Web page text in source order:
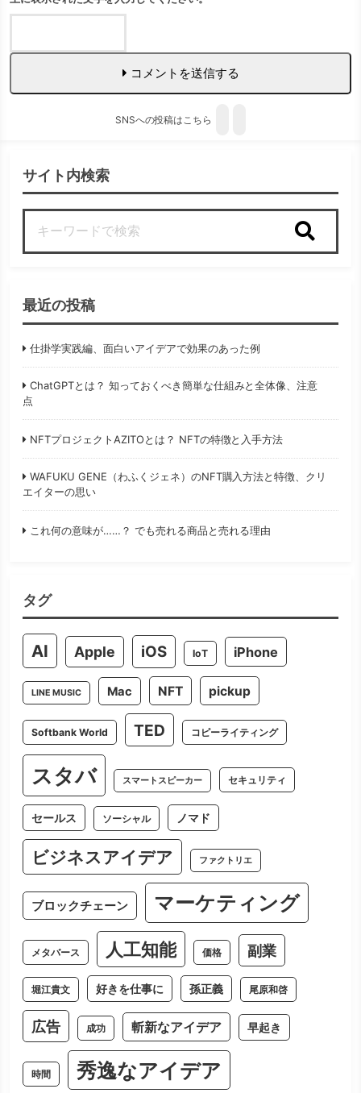
コメントを送信する
SNSへの投稿はこちら
サイト内検索
最近の投稿
仕掛学実践編、面白いアイデアで効果のあった例
ChatGPTとは？ 知っておくべき簡単な仕組みと全体像、注意
点
NFTプロジェクトAZITOとは？ NFTの特徴と入手方法
WAFUKU GENE（わふくジェネ）のNFT購入方法と特徴、クリ
エイターの思い
これ何の意味が……？ でも売れる商品と売れる理由
タグ
AI Apple iOS IoT iPhone
LINE MUSIC Mac NFT pickup
Softbank World TED コピーライティング
スタバ スマートスピーカー セキュリティ
セールス ソーシャル ノマド
ビジネスアイデア ファクトリエ
ブロックチェーン マーケティング
メタバース 人工知能 価格 副業
堀江貴文 好きを仕事に 孫正義 尾原和啓
広告 成功 斬新なアイデア 早起き
時間 秀逸なアイデア